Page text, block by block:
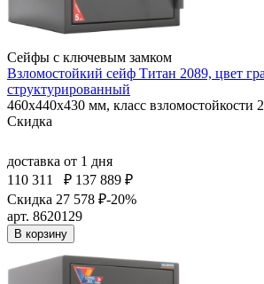
Сейфы с ключевым замком
Взломостойкий сейф Титан 2089, цвет
структурированный
460x440x430 мм, класс взломостойкости 2
Скидка
доставка от 1 дня
110 311
₽ 137 889 ₽
Скидка 27 578 ₽-20%
арт. 8620129
В корзину